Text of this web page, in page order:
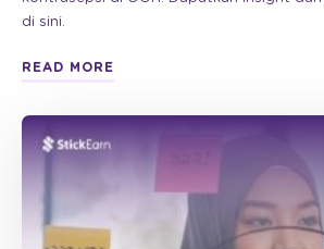
di sini.
READ MORE